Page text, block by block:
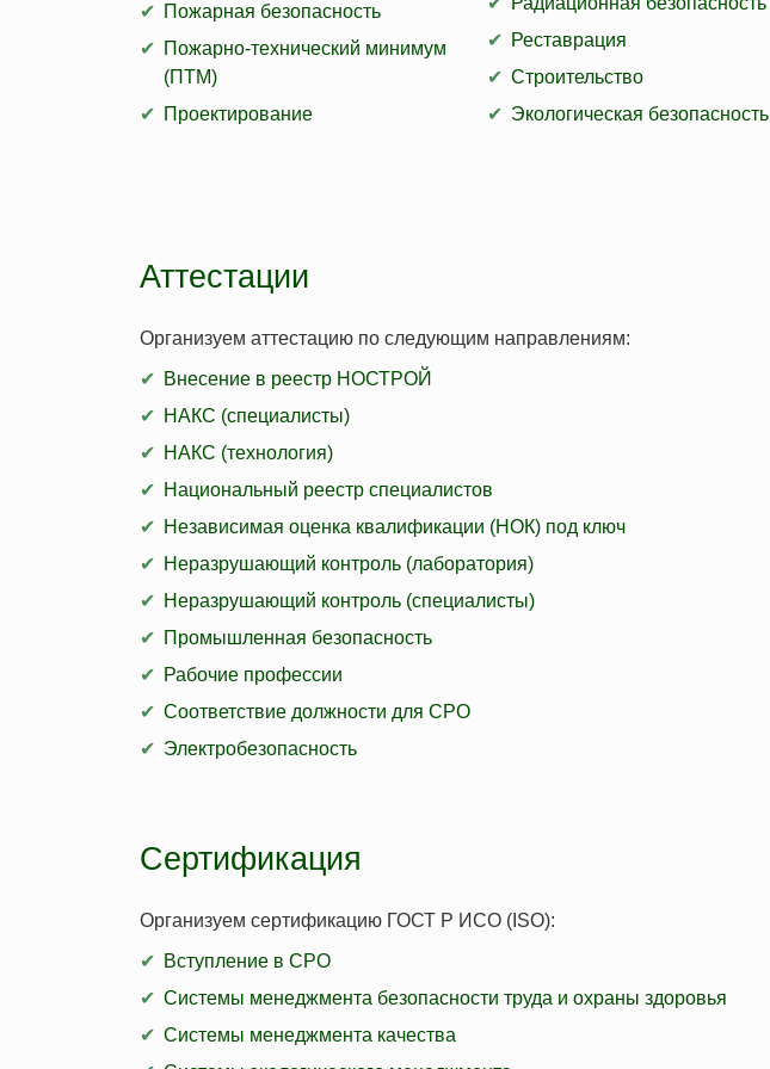
Соответствие должности для СРО
Внесение в реестр НОСТРОЙ
Охрана труда
Пожарная безопасность
Пожарно-технический минимум
(ПТМ)
Проектирование
Реставрация
Строительство
Экологическая безопасность
Аттестации
Организуем аттестацию по следующим направлениям:
Внесение в реестр НОСТРОЙ
НАКС (специалисты)
НАКС (технология)
Национальный реестр специалистов
Независимая оценка квалификации (НОК) под ключ
Неразрушающий контроль (лаборатория)
Неразрушающий контроль (специалисты)
Промышленная безопасность
Рабочие профессии
Соответствие должности для СРО
Электробезопасность
Сертификация
Организуем сертификацию ГОСТ Р ИСО (ISO):
Вступление в СРО
Системы менеджмента безопасности труда и охраны здоровья
Системы менеджмента качества